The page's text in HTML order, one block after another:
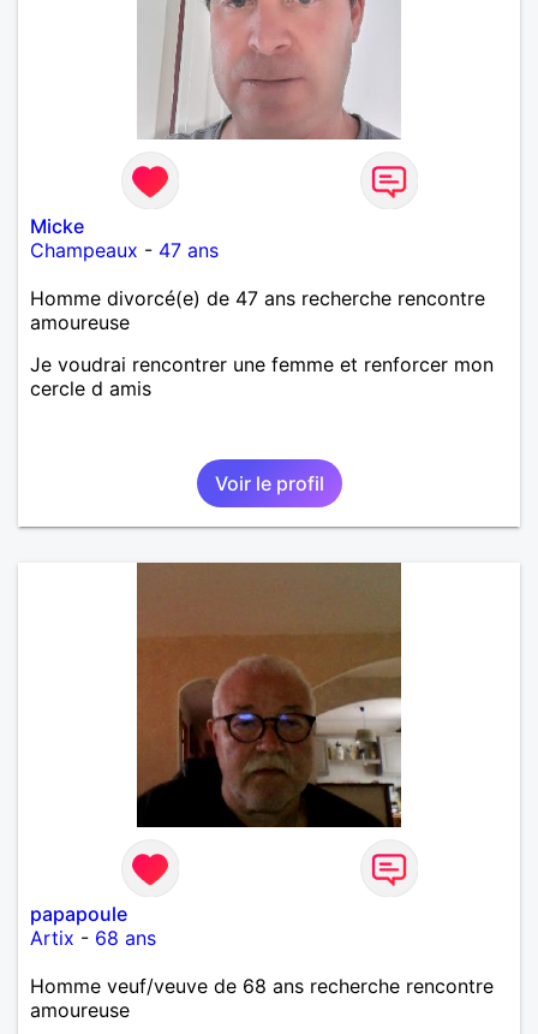
Micke
Champeaux - 47 ans
Homme divorcé(e) de 47 ans recherche rencontre
amoureuse
Je voudrai rencontrer une femme et renforcer mon
cercle d amis
Voir le profil
papapoule
Artix - 68 ans
Homme veuf/veuve de 68 ans recherche rencontre
amoureuse